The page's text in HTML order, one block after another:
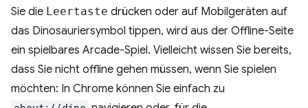
Sie die Leertaste drücken oder auf Mobilgeräten auf
das Dinosauriersymbol tippen, wird aus der Offline-Seite
ein spielbares Arcade-Spiel. Vielleicht wissen Sie bereits,
dass Sie nicht offline gehen müssen, wenn Sie spielen
möchten: In Chrome können Sie einfach zu